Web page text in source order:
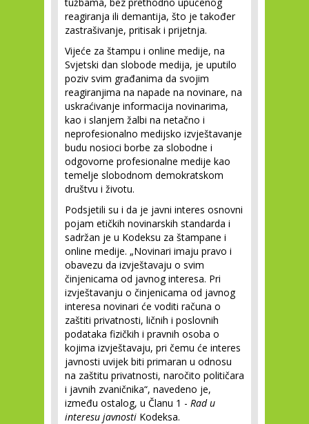
reagiranja ili demantija, što je također
zastrašivanje, pritisak i prijetnja.
Vijeće za štampu i online medije, na
Svjetski dan slobode medija, je uputilo
poziv svim građanima da svojim
reagiranjima na napade na novinare, na
uskraćivanje informacija novinarima,
kao i slanjem žalbi na netačno i
neprofesionalno medijsko izvještavanje
budu nosioci borbe za slobodne i
odgovorne profesionalne medije kao
temelje slobodnom demokratskom
društvu i životu.
Podsjetili su i da je javni interes osnovni
pojam etičkih novinarskih standarda i
sadržan je u Kodeksu za štampane i
online medije. „Novinari imaju pravo i
obavezu da izvještavaju o svim
činjenicama od javnog interesa. Pri
izvještavanju o činjenicama od javnog
interesa novinari će voditi računa o
zaštiti privatnosti, ličnih i poslovnih
podataka fizičkih i pravnih osoba o
kojima izvještavaju, pri čemu će interes
javnosti uvijek biti primaran u odnosu
na zaštitu privatnosti, naročito političara
i javnih zvaničnika“, navedeno je,
između ostalog, u Članu 1 - Rad u
interesu javnosti Kodeksa.